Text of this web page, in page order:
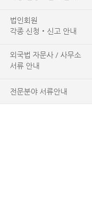
법인회원
각종 신청‧신고 안내
외국법 자문사 / 사무소
서류 안내
전문분야 서류안내